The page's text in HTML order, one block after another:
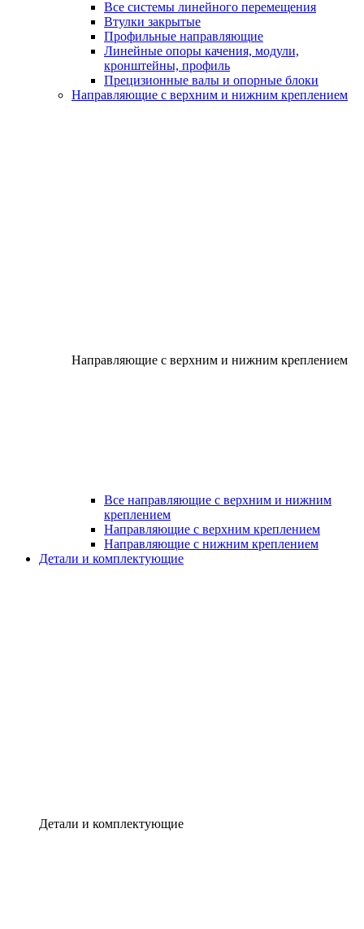
Все системы линейного перемещения
Втулки закрытые
Профильные направляющие
Линейные опоры качения, модули,
кронштейны, профиль
Прецизионные валы и опорные блоки
Направляющие с верхним и нижним креплением
Направляющие с верхним и нижним креплением
Все направляющие с верхним и нижним
креплением
Направляющие с верхним креплением
Направляющие с нижним креплением
Детали и комплектующие
Детали и комплектующие